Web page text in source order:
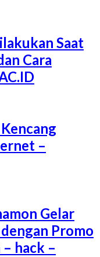
Saat
Cara
–
Gelar
Promo
hack –